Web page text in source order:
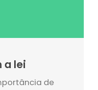
a lei
de